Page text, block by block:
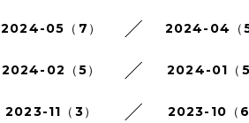
2024-05（7） 2024-04（5
2024-02（5） 2024-01（5
2023-11（3） 2023-10（6